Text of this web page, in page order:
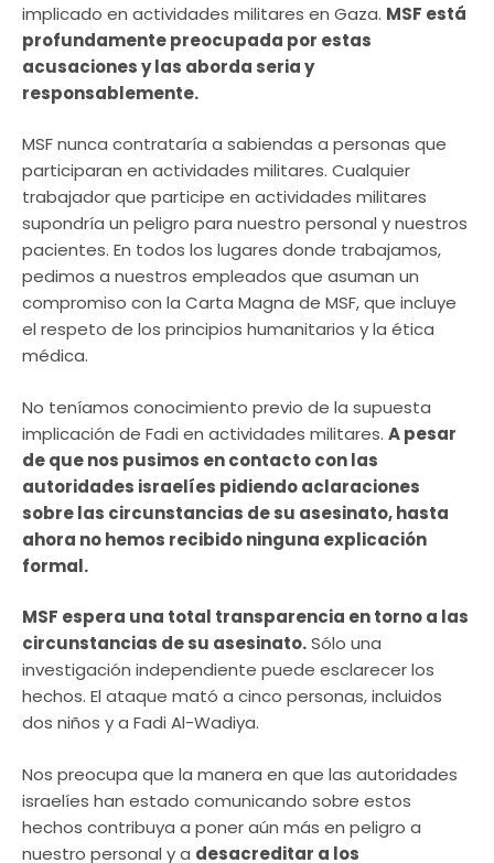
implicado en actividades militares en Gaza. MSF está
profundamente preocupada por estas
acusaciones y las aborda seria y
responsablemente.
MSF nunca contrataría a sabiendas a personas que
participaran en actividades militares. Cualquier
trabajador que participe en actividades militares
supondría un peligro para nuestro personal y nuestros
pacientes. En todos los lugares donde trabajamos,
pedimos a nuestros empleados que asuman un
compromiso con la Carta Magna de MSF, que incluye
el respeto de los principios humanitarios y la ética
médica.
No teníamos conocimiento previo de la supuesta
implicación de Fadi en actividades militares. A pesar
de que nos pusimos en contacto con las
autoridades israelíes pidiendo aclaraciones
sobre las circunstancias de su asesinato, hasta
ahora no hemos recibido ninguna explicación
formal.
MSF espera una total transparencia en torno a las
circunstancias de su asesinato.Sólo una
investigación independiente puede esclarecer los
hechos. El ataque mató a cinco personas, incluidos
dos niños y a Fadi Al-Wadiya.
Nos preocupa que la manera en que las autoridades
israelíes han estado comunicando sobre estos
hechos contribuya a poner aún más en peligro a
nuestro personal y a desacreditar a los